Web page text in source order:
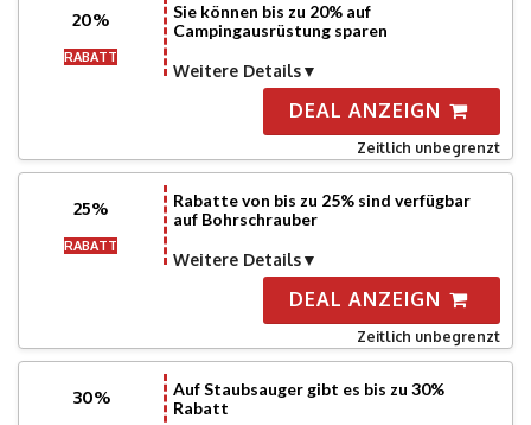
20%
RABATT
Sie können bis zu 20% auf
Campingausrüstung sparen
Weitere Details
DEAL ANZEIGN
Zeitlich unbegrenzt
25%
RABATT
Rabatte von bis zu 25% sind verfügbar
auf Bohrschrauber
Weitere Details
DEAL ANZEIGN
Zeitlich unbegrenzt
30%
Auf Staubsauger gibt es bis zu 30%
Rabatt